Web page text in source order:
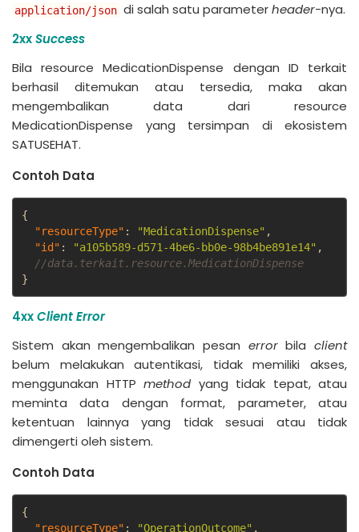
application/json di salah satu parameterheader-nya.
2xxSuccess
Bila resource MedicationDispense dengan ID terkait
berhasil ditemukan atau tersedia, maka akan
mengembalikan data dari resource
MedicationDispense yang tersimpan di ekosistem
SATUSEHAT.
Contoh Data
{
"resourceType" : "MedicationDispense" ,
"id" : "a105b589-d571-4be6-bb0e-98b4be891e14" ,
//data.terkait.resource.MedicationDispense
}
4xxClient Error
Sistem akan mengembalikan pesan errorbilaclient
belum melakukan autentikasi, tidak memiliki akses,
menggunakan HTTP method yang tidak tepat, atau
meminta data dengan format, parameter, atau
ketentuan lainnya yang tidak sesuai atau tidak
dimengerti oleh sistem.
Contoh Data
{
"resourceType" : "OperationOutcome" ,